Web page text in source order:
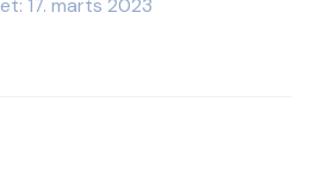
17. marts 2023